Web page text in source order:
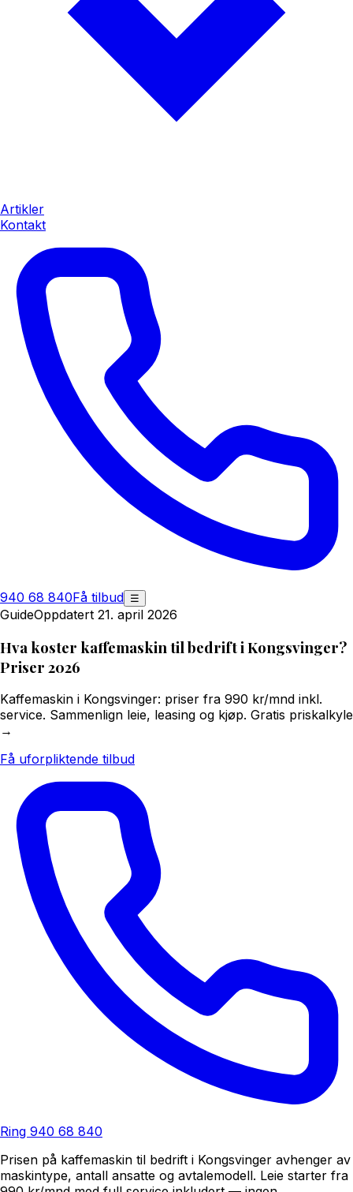
Artikler
Kontakt
940 68 840Få tilbud ☰
GuideOppdatert 21. april 2026
Hva koster kaffemaskin til bedrift i Kongsvinger?
Priser 2026
Kaffemaskin i Kongsvinger: priser fra 990 kr/mnd inkl.
service. Sammenlign leie, leasing og kjøp. Gratis priskalkyle
→
Få uforpliktende tilbud
Ring 940 68 840
Prisen på kaffemaskin til bedrift i Kongsvinger avhenger av
maskintype, antall ansatte og avtalemodell. Leie starter fra